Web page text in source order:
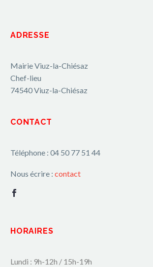
ADRESSE
Mairie Viuz-la-Chiésaz
Chef-lieu
74540 Viuz-la-Chiésaz
CONTACT
Téléphone : 04 50 77 51 44
Nous écrire : contact
HORAIRES
Lundi : 9h-12h / 15h-19h